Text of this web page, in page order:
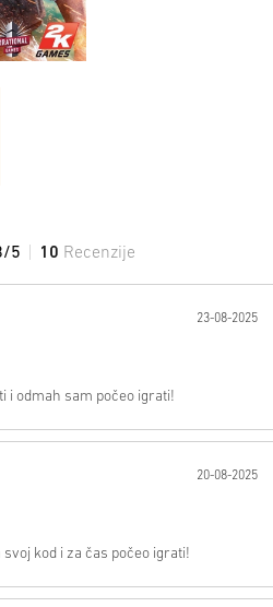
5 10 Recenzije
23-08-2025
i odmah sam počeo igrati!
20-08-2025
kod i za čas počeo igrati!